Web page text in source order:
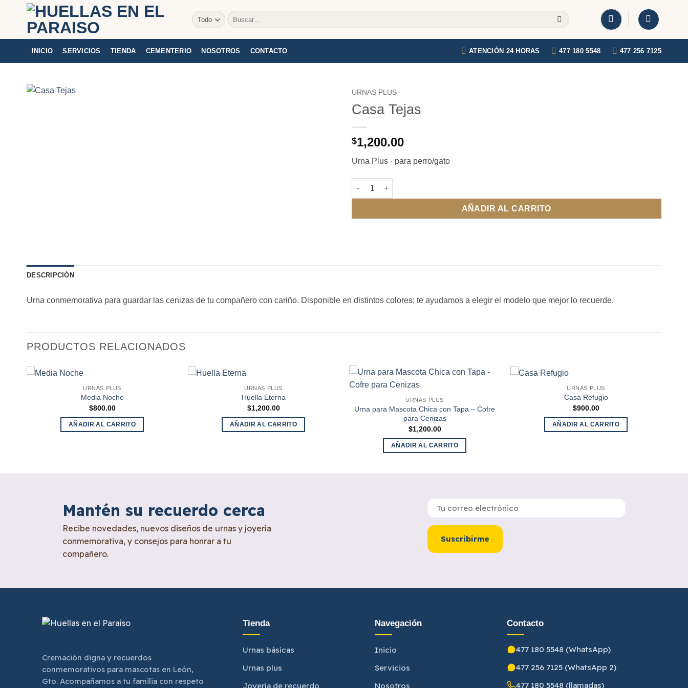
contenido
Buscar
por:
INICIO SERVICIOS TIENDA CEMENTERIO NOSOTROS CONTACTO ATENCIÓN 24 HORAS 477 180 5548 477 256 7125
URNAS PLUS
Casa Tejas
$1,200.00
Urna Plus · para perro/gato
Casa Tejas cantidad
AÑADIR AL CARRITO
DESCRIPCIÓN
Urna conmemorativa para guardar las cenizas de tu compañero con cariño. Disponible en distintos colores; te ayudamos a elegir el modelo que mejor lo recuerde.
PRODUCTOS RELACIONADOS
URNAS PLUS
Media Noche
$800.00
AÑADIR AL CARRITO
URNAS PLUS
Huella Eterna
$1,200.00
AÑADIR AL CARRITO
URNAS PLUS
Urna para Mascota Chica con Tapa – Cofre
para Cenizas
$1,200.00
AÑADIR AL CARRITO
URNAS PLUS
Casa Refugio
$900.00
AÑADIR AL CARRITO
Mantén su recuerdo cerca
Recibe novedades, nuevos diseños de urnas y joyería
conmemorativa, y consejos para honrar a tu
compañero.
Suscribirme
Cremación digna y recuerdos
conmemorativos para mascotas en León,
Gto. Acompañamos a tu familia con respeto
Tienda
Urnas básicas
Urnas plus
Joyería de recuerdo
Navegación
Inicio
Servicios
Nosotros
Contacto
477 180 5548 (WhatsApp)
477 256 7125 (WhatsApp 2)
477 180 5548 (llamadas)